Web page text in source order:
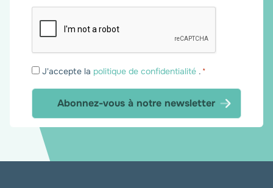
Consentement
J'accepte la politique de confidentialité . *